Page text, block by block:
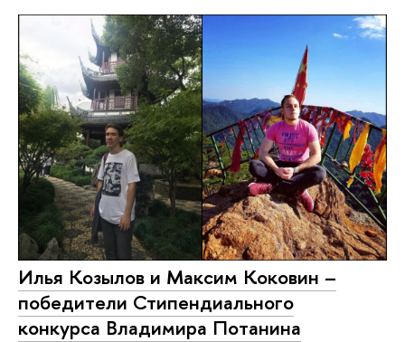
Илья Козылов и Максим Коковин –
победители Стипендиального
конкурса Владимира Потанина